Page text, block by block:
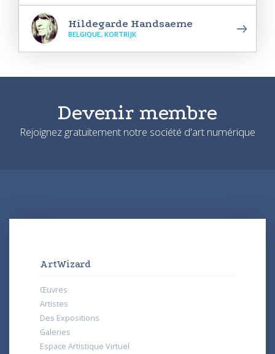
Hildegarde Handsaeme
BELGIQUE, KORTRIJK
Devenir membre
Rejoignez gratuitement notre société d'art numérique
ArtWizard
Œuvres
Artistes
Des Expositions
Galeries
Espace Artistique Virtuel